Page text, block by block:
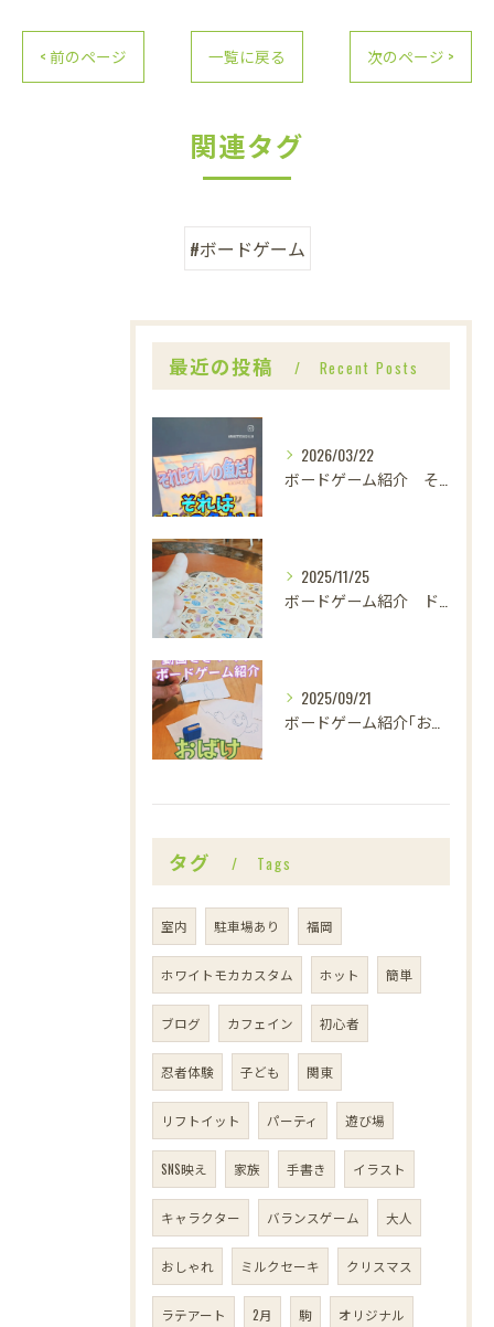
< 前のページ 一覧に戻る 次のページ >
関連タグ
#ボードゲーム
最近の投稿 Recent Posts
2026/03/22
2025/11/25
2025/09/21
タグ Tags
室内 駐車場あり 福岡
ホワイトモカカスタム ホット 簡単
ブログ カフェイン 初心者
忍者体験 子ども 関東
リフトイット パーティ 遊び場
SNS映え 家族 手書き イラスト
キャラクター バランスゲーム 大人
おしゃれ ミルクセーキ クリスマス
ラテアート 2月 駒 オリジナル